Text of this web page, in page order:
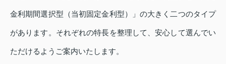
金利期間選択型（当初固定金利型）」の大きく二つのタイプ
があります。それぞれの特長を整理して、安心して選んでい
ただけるようご案内いたします。